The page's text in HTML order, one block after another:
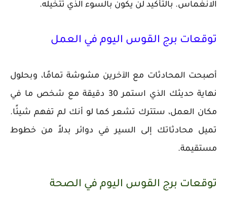
الانغماس. بالتأكيد لن يكون بالسوء الذي تتخيله.
توقعات برج القوس اليوم في العمل
أصبحت المحادثات مع الآخرين مشوشة تمامًا، وبحلول
نهاية حديثك الذي استمر 30 دقيقة مع شخص ما في
مكان العمل، ستترك تشعر كما لو أنك لم تفهم شيئًا.
تميل محادثاتك إلى السير في دوائر بدلاً من خطوط
مستقيمة.
توقعات برج القوس اليوم في الصحة